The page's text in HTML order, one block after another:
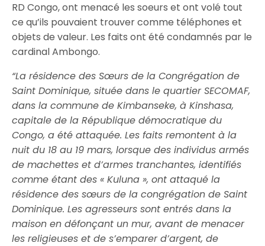
RD Congo, ont menacé les soeurs et ont volé tout
ce qu’ils pouvaient trouver comme téléphones et
objets de valeur. Les faits ont été condamnés par le
cardinal Ambongo.
“La résidence des Sœurs de la Congrégation de
Saint Dominique, située dans le quartier SECOMAF,
dans la commune de Kimbanseke, à Kinshasa,
capitale de la République démocratique du
Congo, a été attaquée. Les faits remontent à la
nuit du 18 au 19 mars, lorsque des individus armés
de machettes et d’armes tranchantes, identifiés
comme étant des « Kuluna », ont attaqué la
résidence des sœurs de la congrégation de Saint
Dominique. Les agresseurs sont entrés dans la
maison en défonçant un mur, avant de menacer
les religieuses et de s’emparer d’argent, de